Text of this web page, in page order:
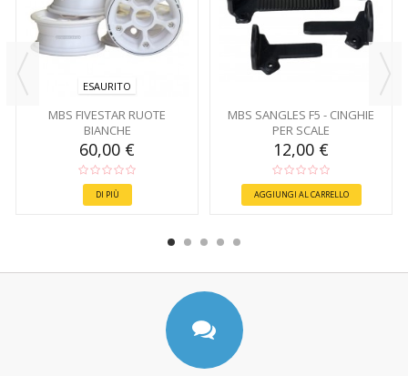
ESAURITO
MBS FIVESTAR RUOTE
BIANCHE
60,00 €
DI PIÙ
MBS SANGLES F5 - CINGHIE
PER SCALE
12,00 €
AGGIUNGI AL CARRELLO